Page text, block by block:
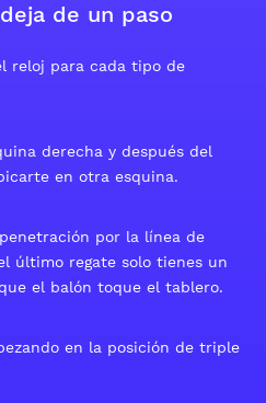
de un paso
reloj para cada tipo de
derecha y después del
en otra esquina.
por la línea de
último regate solo tienes un
el balón toque el tablero.
en la posición de triple